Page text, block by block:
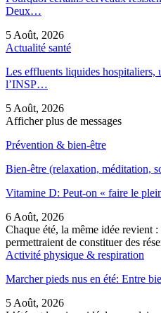
Deux…
5 Août, 2026
Actualité santé
Les effluents liquides hospitaliers,
l’INSP…
5 Août, 2026
Afficher plus de messages
Prévention & bien-être
Bien-être (relaxation, méditation,
Vitamine D: Peut-on « faire le
6 Août, 2026
Chaque été, la même idée revient
permettraient de constituer des
Activité physique & respiration
Marcher pieds nus en été: Entre
5 Août, 2026